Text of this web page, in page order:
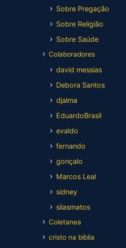
Sobre Pregação
Sobre Religião
Sobre Saúde
Colaboradores
david messias
Debora Santos
djalma
EduardoBrasil
evaldo
fernando
gonçalo
Marcos Leal
sidney
silasmatos
Coletanea
cristo na bíblia